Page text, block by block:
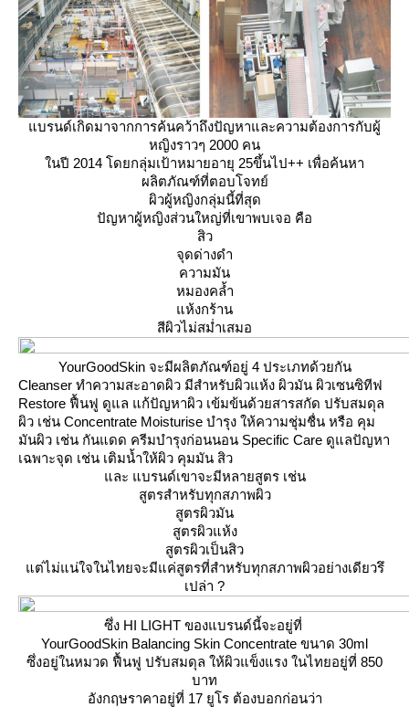
บรนด์เกิดมาจากการค้นคว้าถึงปัญหาและความต้องการกับผู้
หญิงราวๆ 2000 คน
นปี 2014 โดยกลุ่มเป้าหมายอายุ 25ขึ้นไป++ เพื่อค้นหา
ผลิตภัณฑ์ที่ตอบโจทย์
ผิวผู้หญิงกลุ่มนี้ที่สุด
ปัญหาผู้หญิงส่วนใหญ่ที่เขาพบเจอ คือ
สิว
จุดด่างดำ
ความมัน
หมองคล้ำ
ห้งกร้าน
สีผิวไม่สม่ำเสมอ
YourGoodSkin จะมีผลิตภัณฑ์อยู่ 4 ประเภทด้วยกัน
Cleanser ทำความสะอาดผิว มีสำหรับผิวแห้ง ผิวมัน ผิวเซนซิทีฟ
Restore ฟื้นฟู ดูแล แก้ปัญหาผิว เข้มข้นด้วยสารสกัด ปรับสมดุล
ผิว เช่น Concentrate Moisturise บำรุง ให้ความชุ่มชื่น หรือ คุม
มันผิว เช่น กันแดด ครีมบำรุงก่อนนอน Specific Care ดูแลปัญหา
เฉพาะจุด เช่น เติมน้ำให้ผิว คุมมัน สิว
ละ แบรนด์เขาจะมีหลายสูตร เช่น
สูตรสำหรับทุกสภาพผิว
สูตรผิวมัน
สูตรผิวแห้ง
สูตรผิวเป็นสิว
ต่ไม่แน่ใจในไทยจะมีแค่สูตรที่สำหรับทุกสภาพผิวอย่างเดียวรึ
เปล่า ?
ซึ่ง HI LIGHT ของแบรนด์นี้จะอยู่ที่
YourGoodSkin Balancing Skin Concentrate ขนาด 30ml
ซึ่งอยู่ในหมวด ฟื้นฟู ปรับสมดุล ให้ผิวแข็งแรง ในไทยอยู่ที่ 850
บาท
อังกฤษราคาอยู่ที่ 17 ยูโร ต้องบอกก่อนว่า